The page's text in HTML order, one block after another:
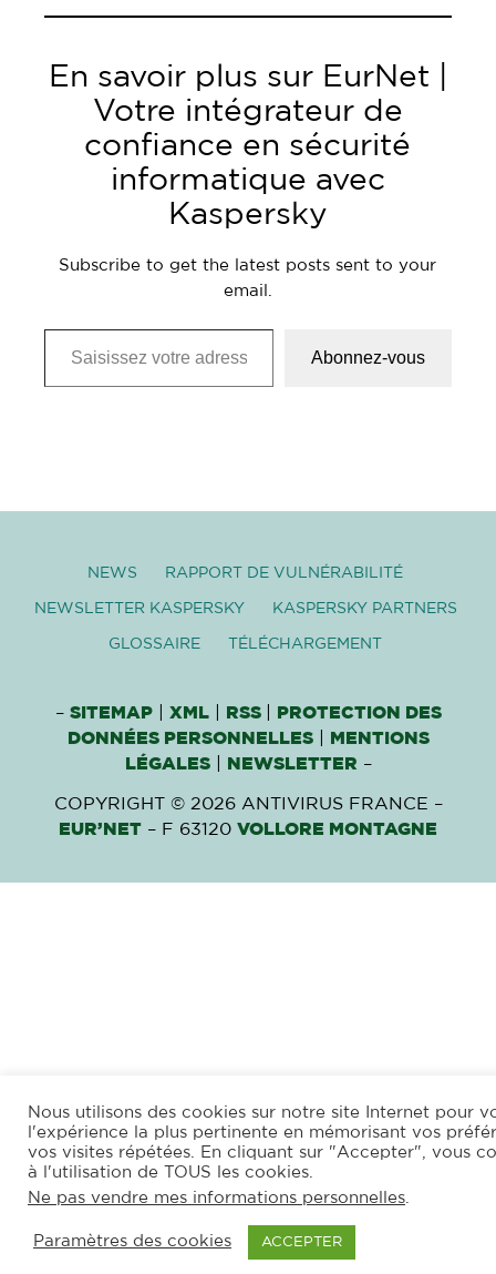
En savoir plus sur EurNet |
Votre intégrateur de
confiance en sécurité
informatique avec
Kaspersky
Subscribe to get the latest posts sent to your
email.
Saisissez votre adresse e-mail…
Abonnez-vous
NEWS RAPPORT DE VULNÉRABILITÉ
NEWSLETTER KASPERSKY KASPERSKY PARTNERS
GLOSSAIRE TÉLÉCHARGEMENT
– SITEMAP| XML| RSS
PROTECTION DES
DONNÉES PERSONNELLES|
MENTIONS
LÉGALES| NEWSLETTER –
COPYRIGHT © 2026 ANTIVIRUS FRANCE –
EUR’NET – F 63120 VOLLORE MONTAGNE
Nous utilisons des cookies sur notre site Internet pour
l'expérience la plus pertinente en mémorisant vos
vos visites répétées. En cliquant sur "Accepter", vous
à l'utilisation de TOUS les cookies.
Ne pas vendre mes informations personnelles
Paramètres des cookies ACCEPTER